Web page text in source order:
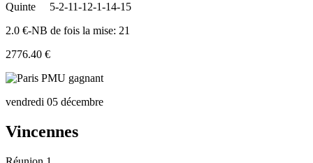
Quinte
5-2-11-12-1-14-15
2.0 €-NB de fois la mise: 21
2776.40 €
vendredi 05 décembre
Vincennes